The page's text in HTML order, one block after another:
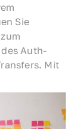
Sie
Auth-
Mit